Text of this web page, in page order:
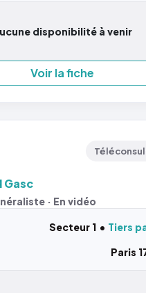
disponibilité à venir
Voir la fiche
Gasc
· En vidéo
Secteur 1
Tiers
Paris